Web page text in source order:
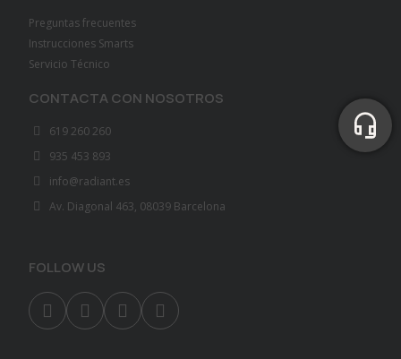
Preguntas frecuentes
Instrucciones Smarts
Servicio Técnico
CONTACTA CON NOSOTROS
619 260 260
935 453 893
info@radiant.es
Av. Diagonal 463, 08039 Barcelona
FOLLOW US